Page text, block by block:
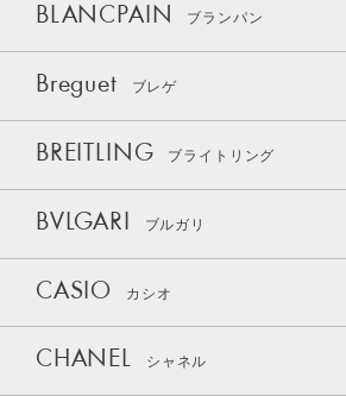
BLANCPAIN ブランパン
Breguet ブレゲ
BREITLING ブライトリング
BVLGARI ブルガリ
CASIO カシオ
CHANEL シャネル